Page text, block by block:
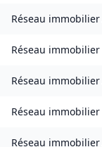
Réseau immobilier
Réseau immobilier
Réseau immobilier
Réseau immobilier
Réseau immobilier